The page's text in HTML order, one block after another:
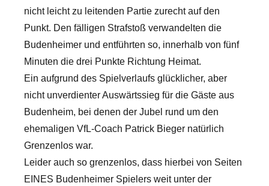
nicht leicht zu leitenden Partie zurecht auf den
Punkt. Den fälligen Strafstoß verwandelten die
Budenheimer und entführten so, innerhalb von fünf
Minuten die drei Punkte Richtung Heimat.
Ein aufgrund des Spielverlaufs glücklicher, aber
nicht unverdienter Auswärtssieg für die Gäste aus
Budenheim, bei denen der Jubel rund um den
ehemaligen VfL-Coach Patrick Bieger natürlich
Grenzenlos war.
Leider auch so grenzenlos, dass hierbei von Seiten
EINES Budenheimer Spielers weit unter der